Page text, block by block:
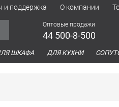
и поддержка О компании
Оптовые продажи
44 500-8-500
ШКАФА ДЛЯ КУХНИ